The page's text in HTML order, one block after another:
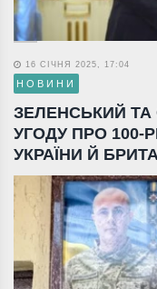
16 СІЧНЯ 2025, 17:04
НОВИНИ
ЗЕЛЕНСЬКИЙ
УГОДУ ПРО 100-
УКРАЇНИ Й